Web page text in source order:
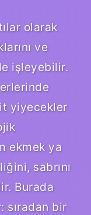
olarak
ve
işleyebilir.
yiyecekler
ekmek ya
sabrını
Burada
sıradan bir